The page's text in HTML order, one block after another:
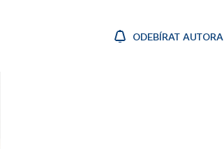
ODEBÍRAT AUTORA